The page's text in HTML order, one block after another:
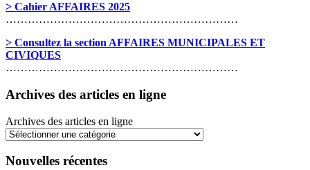
> Cahier AFFAIRES 2025
………………………………………………………
> Consultez la section AFFAIRES MUNICIPALES ET
CIVIQUES
………………………………………………………
Archives des articles en ligne
Archives des articles en ligne
Nouvelles récentes